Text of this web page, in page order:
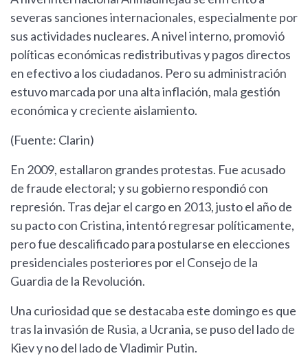
severas sanciones internacionales, especialmente por
sus actividades nucleares. A nivel interno, promovió
políticas económicas redistributivas y pagos directos
en efectivo a los ciudadanos. Pero su administración
estuvo marcada por una alta inflación, mala gestión
económica y creciente aislamiento.
(Fuente: Clarin)
En 2009, estallaron grandes protestas. Fue acusado
de fraude electoral; y su gobierno respondió con
represión. Tras dejar el cargo en 2013, justo el año de
su pacto con Cristina, intentó regresar políticamente,
pero fue descalificado para postularse en elecciones
presidenciales posteriores por el Consejo de la
Guardia de la Revolución.
Una curiosidad que se destacaba este domingo es que
tras la invasión de Rusia, a Ucrania, se puso del lado de
Kiev y no del lado de Vladimir Putin.